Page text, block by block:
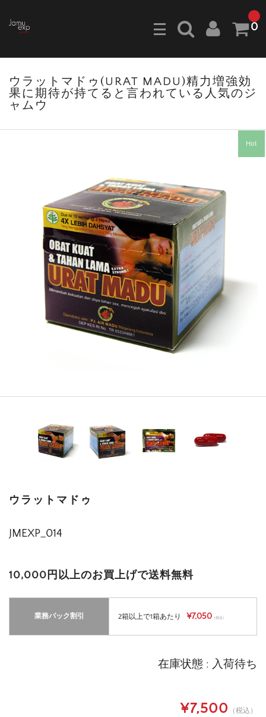
0
ウラットマドゥ(URAT MADU)精力増強効
果に期待が持てると言われている人気のジ
ャムウ
Hot
ウラットマドゥ
JMEXP_014
10,000円以上のお買上げで送料無料
業務パック割引 2箱以上で1箱あたり ¥7,050（税込）
在庫状態 : 入荷待ち
¥7,500 （税込）